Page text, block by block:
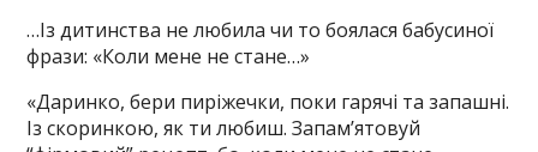
…Із дитинства не любила чи то боялася бабусиної
фрази: «Коли мене не стане…»
«Даринко, бери пиріжечки, поки гарячі та запашні.
Із скоринкою, як ти любиш. Запам’ятовуй